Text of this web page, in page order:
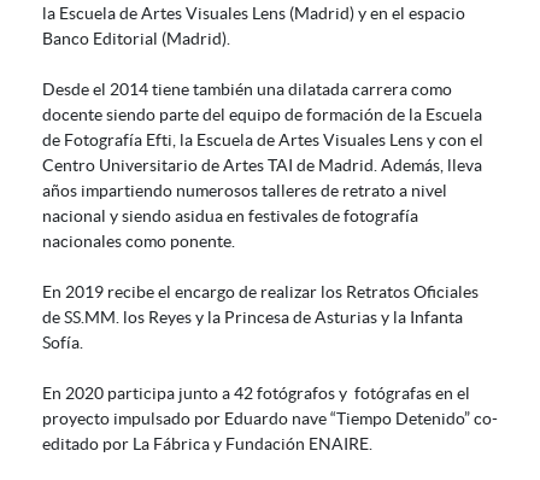
la Escuela de Artes Visuales Lens (Madrid) y en el espacio
Banco Editorial (Madrid).
Desde el 2014 tiene también una dilatada carrera como
docente siendo parte del equipo de formación de la Escuela
de Fotografía Efti, la Escuela de Artes Visuales Lens y con el
Centro Universitario de Artes TAI de Madrid. Además, lleva
años impartiendo numerosos talleres de retrato a nivel
nacional y siendo asidua en festivales de fotografía
nacionales como ponente.
En 2019 recibe el encargo de realizar los Retratos Oficiales
de SS.MM. los Reyes y la Princesa de Asturias y la Infanta
Sofía.
En 2020 participa junto a 42 fotógrafos y fotógrafas en el
proyecto impulsado por Eduardo nave “Tiempo Detenido” co-
editado por La Fábrica y Fundación ENAIRE.